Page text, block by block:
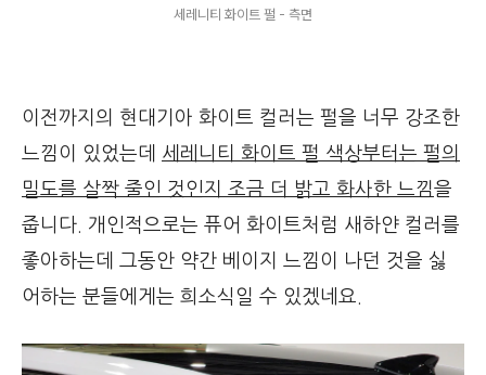
세레니티 화이트 펄 - 측면
이전까지의 현대기아 화이트 컬러는 펄을 너무 강조한
느낌이 있었는데 세레니티 화이트 펄 색상부터는 펄의
밀도를 살짝 줄인 것인지 조금 더 밝고 화사한 느낌을
줍니다. 개인적으로는 퓨어 화이트처럼 새하얀 컬러를
좋아하는데 그동안 약간 베이지 느낌이 나던 것을 싫
어하는 분들에게는 희소식일 수 있겠네요.